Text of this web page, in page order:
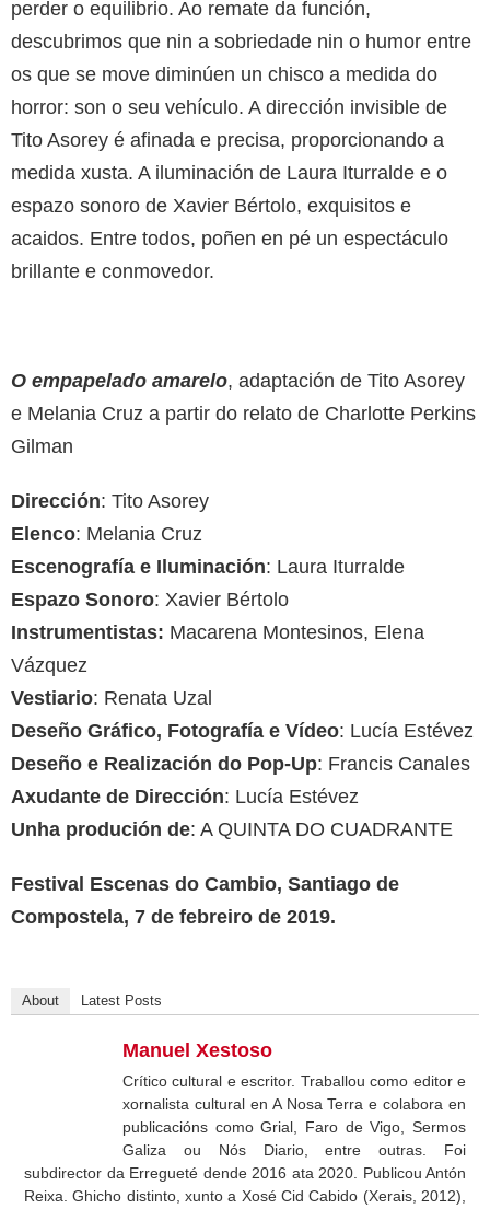
perder o equilibrio. Ao remate da función,
descubrimos que nin a sobriedade nin o humor entre
os que se move diminúen un chisco a medida do
horror: son o seu vehículo. A dirección invisible de
Tito Asorey é afinada e precisa, proporcionando a
medida xusta. A iluminación de Laura Iturralde e o
espazo sonoro de Xavier Bértolo, exquisitos e
acaidos. Entre todos, poñen en pé un espectáculo
brillante e conmovedor.
O empapelado amarelo, adaptación de Tito Asorey
e Melania Cruz a partir do relato de Charlotte Perkins
Gilman
Dirección: Tito Asorey
Elenco: Melania Cruz
Escenografía e Iluminación: Laura Iturralde
Espazo Sonoro: Xavier Bértolo
Instrumentistas: Macarena Montesinos, Elena
Vázquez
Vestiario: Renata Uzal
Deseño Gráfico, Fotografía e Vídeo: Lucía Estévez
Deseño e Realización do Pop-Up: Francis Canales
Axudante de Dirección: Lucía Estévez
Unha produción de: A QUINTA DO CUADRANTE
Festival Escenas do Cambio, Santiago de
Compostela, 7 de febreiro de 2019.
About Latest Posts
Manuel Xestoso
Crítico cultural e escritor. Traballou como editor e
xornalista cultural en A Nosa Terra e colabora en
publicacións como Grial, Faro de Vigo, Sermos
Galiza ou Nós Diario, entre outras. Foi
subdirector da Erregueté dende 2016 ata 2020. Publicou Antón
Reixa. Ghicho distinto, xunto a Xosé Cid Cabido (Xerais, 2012),